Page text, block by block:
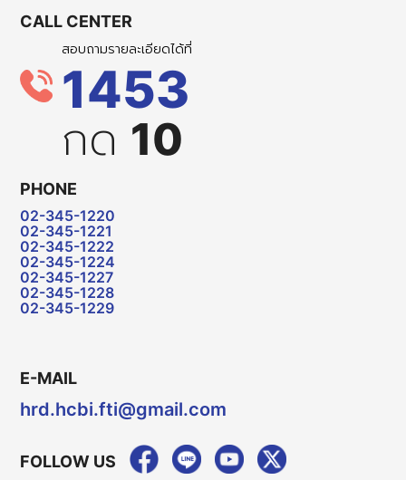
CALL CENTER
1453
สอบถามรายละเอียดได้ที่
กด 10
PHONE
02-345-1220
02-345-1221
02-345-1222
02-345-1224
02-345-1227
02-345-1228
02-345-1229
E-MAIL
hrd.hcbi.fti@gmail.com
FOLLOW US